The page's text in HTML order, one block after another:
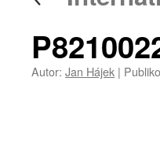
Autor: Jan Hájek |